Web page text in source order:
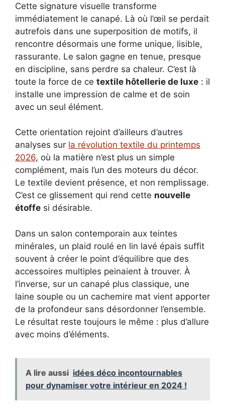
Cette signature visuelle transforme
immédiatement le canapé. Là où l’œil se perdait
autrefois dans une superposition de motifs, il
rencontre désormais une forme unique, lisible,
rassurante. Le salon gagne en tenue, presque
en discipline, sans perdre sa chaleur. C’est là
toute la force de ce textile hôtellerie de luxe : il
installe une impression de calme et de soin
avec un seul élément.
Cette orientation rejoint d’ailleurs d’autres
analyses sur la révolution textile du printemps
2026, où la matière n’est plus un simple
complément, mais l’un des moteurs du décor.
Le textile devient présence, et non remplissage.
C’est ce glissement qui rend cette nouvelle
étoffe si désirable.
Dans un salon contemporain aux teintes
minérales, un plaid roulé en lin lavé épais suffit
souvent à créer le point d’équilibre que des
accessoires multiples peinaient à trouver. À
l’inverse, sur un canapé plus classique, une
laine souple ou un cachemire mat vient apporter
de la profondeur sans désordonner l’ensemble.
Le résultat reste toujours le même : plus d’allure
avec moins d’éléments.
A lire aussi idées déco incontournables
pour dynamiser votre intérieur en 2024 !